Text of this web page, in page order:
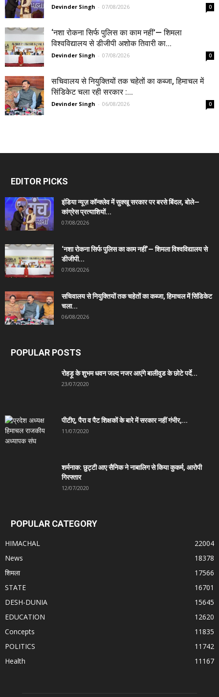
Devinder Singh - 07/08/2026 0
‘नशा रोकना सिर्फ पुलिस का काम नहीं’— शिमला
विश्वविद्यालय से डीजीपी अशोक तिवारी का...
Devinder Singh - 07/08/2026 0
सचिवालय से नियुक्तियों तक चहेतों का कब्जा, हिमाचल में
सिंडिकेट चला रही सरकार :...
Devinder Singh - 06/08/2026 0
EDITOR PICKS
इंडिया न्यूज़ कॉन्क्लेव में सुक्खू सरकार पर बरसे बिंदल, बोले—
कांग्रेस प्रत्याशियों...
07/08/2026
‘नशा रोकना सिर्फ पुलिस का काम नहीं’— शिमला विश्वविद्यालय से
डीजीपी...
07/08/2026
सचिवालय से नियुक्तियों तक चहेतों का कब्जा, हिमाचल में सिंडिकेट
चला...
06/08/2026
POPULAR POSTS
रोहड़ू के शुभम धवन जल्द नजर आएंगे बालीवुड के छोटे पर्दे...
23/07/2020
पीटीए, पैरा व पैट शिक्षकों के बारे में सरकार नहीं गंभीर,...
11/07/2020
शर्मनाक: छुट्टी आए सैनिक ने नाबालिग से किया कुकर्म, आरोपी
गिरफ्तार
12/07/2020
POPULAR CATEGORY
HIMACHAL
22004
News
18378
शिमला
17566
STATE
16701
DESH-DUNIA
15645
EDUCATION
12620
Concepts
11835
POLITICS
11742
Health
11167